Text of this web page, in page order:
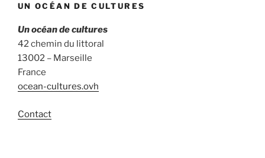
UN OCÉAN DE CULTURES
Un océan de cultures
42 chemin du littoral
13002 – Marseille
France
ocean-cultures.ovh
Contact